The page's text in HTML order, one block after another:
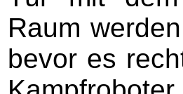
Raum
bevor es